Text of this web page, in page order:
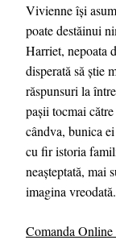
Vivienne își
poate destăinui
Harriet, nepoata
disperată să ştie
răspunsuri la
pașii tocmai
cândva, bunica
cu fir istoria
neașteptată, mai
imagina vreodată.
Comanda